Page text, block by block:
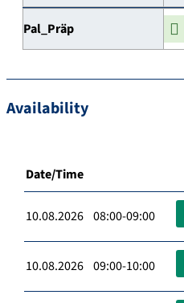
Pal_Präp
Availability
Date/Time
10.08.2026 08:00-09:00
10.08.2026 09:00-10:00